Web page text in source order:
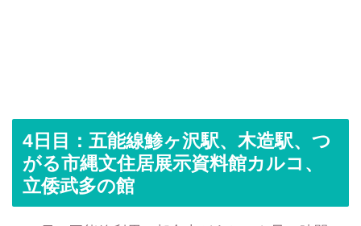
4日目：五能線鯵ヶ沢駅、木造駅、つ
がる市縄文住居展示資料館カルコ、
立倭武多の館